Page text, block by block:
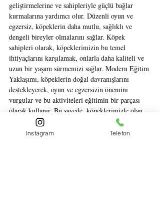
geliştirmelerine ve sahipleriyle güçlü bağlar
kurmalarına yardımcı olur. Düzenli oyun ve
egzersiz, köpeklerin daha mutlu, sağlıklı ve
dengeli bireyler olmalarını sağlar. Köpek
sahipleri olarak, köpeklerimizin bu temel
ihtiyaçlarını karşılamak, onlarla daha kaliteli ve
uzun bir yaşam sürmemizi sağlar. Modern Eğitim
Yaklaşımı, köpeklerin doğal davranışlarını
destekleyerek, oyun ve egzersizin önemini
vurgular ve bu aktiviteleri eğitimin bir parçası
olarak kullanır. Bu sayede, köpeklerimizle olan
ilişkilerimizi daha da güçlendirebilir ve onlara en
iyi yaşamı sunabiliriz.
Instagram Telefon